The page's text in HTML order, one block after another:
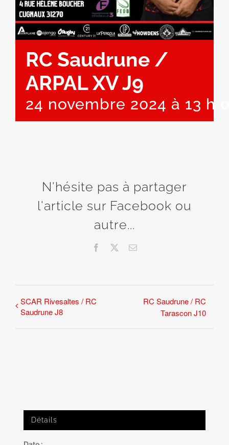
RC Saudrune /
ARPAL XV J9
24 novembre 2024 à 13 h
N'hésite pas à partager
l'article sur Facebook ou
autre...
Facebook Email
SCAR Rivesaltes / RC
Saudrune J8
RC Saudrune / RC
Tarascon J10
Détails